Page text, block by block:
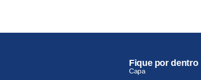
Fique por dentro
Capa